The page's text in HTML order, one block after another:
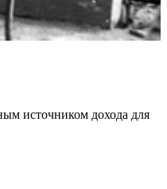
источником дохода для